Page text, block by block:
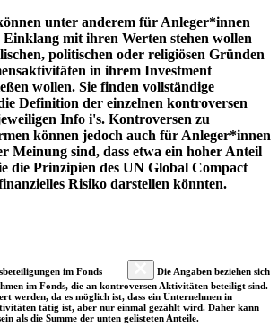
unter anderem für Anleger*innen
Einklang mit ihren Werten stehen wollen
politischen oder religiösen Gründen
in ihrem Investment
wollen. Sie finden vollständige
Definition der einzelnen kontroversen
Info i's. Kontroversen zu
können jedoch auch für Anleger*innen
Meinung sind, dass etwa ein hoher Anteil
die Prinzipien des UN Global Compact
Risiko darstellen könnten.
im Fonds
Die Angaben beziehen sich
im Fonds, die an kontroversen Aktivitäten beteiligt sind.
werden, da es möglich ist, dass ein Unternehmen in
tätig ist, aber nur einmal gezählt wird. Daher kann
als die Summe der unten gelisteten Anteile.